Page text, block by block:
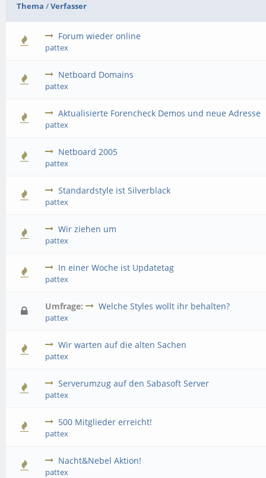
Thema /Verfasser
Forum wieder online
pattex
Netboard Domains
pattex
Aktualisierte Forencheck Demos und neue Adresse
pattex
Netboard 2005
pattex
Standardstyle ist Silverblack
pattex
Wir ziehen um
pattex
In einer Woche ist Updatetag
pattex
Umfrage: Welche Styles wollt ihr behalten?
pattex
Wir warten auf die alten Sachen
pattex
Serverumzug auf den Sabasoft Server
pattex
500 Mitglieder erreicht!
pattex
Nacht&Nebel Aktion!
pattex